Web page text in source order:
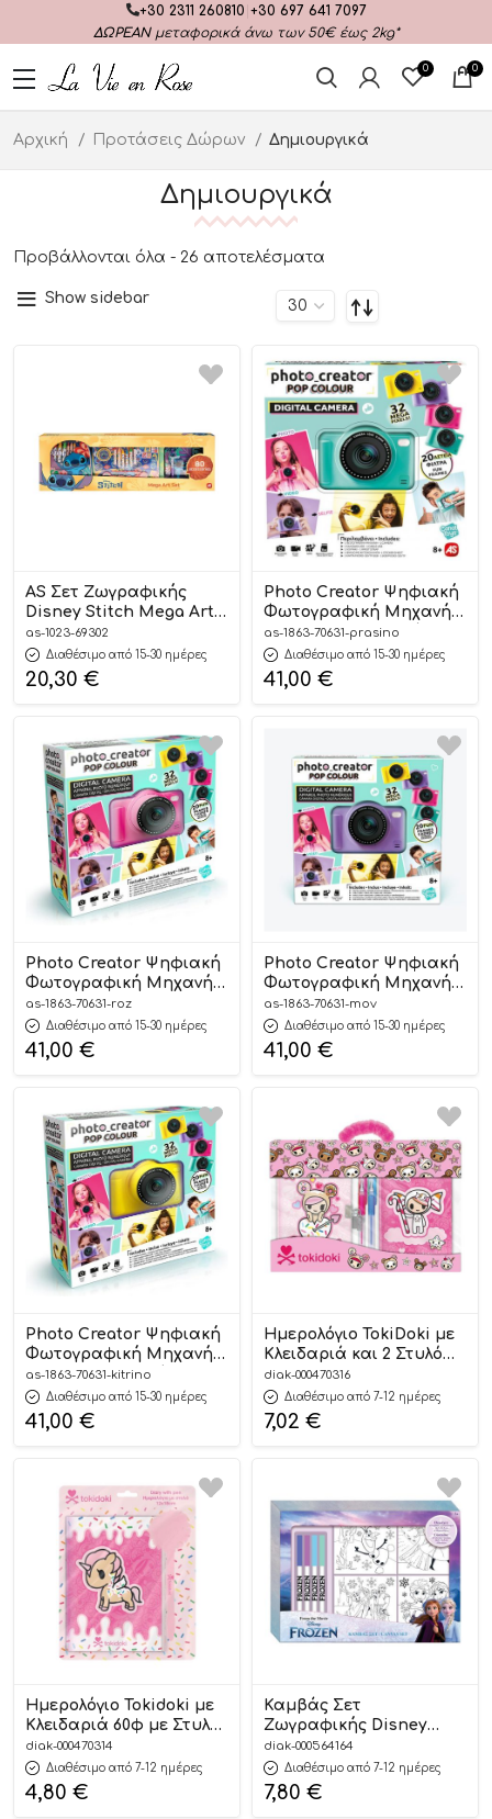
+30 2311 260810 +30 697 641 7097
ΔΩΡΕΑΝμεταφορικά άνω των 50€ έως 2kg*
0 0
Αρχική Προτάσεις Δώρων Δημιουργικά
Δημιουργικά
Προβάλλονται όλα - 26 αποτελέσματα
Show sidebar
AS Σετ Ζωγραφικής
Disney Stitch Mega Art
Set 3+ | As Company
as-1023-69302
Διαθέσιμο από 15-30 ημέρες
20,30 €
Photo Creator Ψηφιακή
Φωτογραφική Μηχανή
Digital Camera Πράσινο
8+ – As Company
as-1863-70631-prasino
Διαθέσιμο από 15-30 ημέρες
41,00 €
Photo Creator Ψηφιακή
Φωτογραφική Μηχανή
Digital Camera Ροζ 8+ –
As Company
as-1863-70631-roz
Διαθέσιμο από 15-30 ημέρες
41,00 €
Photo Creator Ψηφιακή
Φωτογραφική Μηχανή
Digital Camera Μωβ 8+ –
As Company
as-1863-70631-mov
Διαθέσιμο από 15-30 ημέρες
41,00 €
Photo Creator Ψηφιακή
Φωτογραφική Μηχανή
Digital Camera Κίτρινη
8+ – As Company
as-1863-70631-kitrino
Διαθέσιμο από 15-30 ημέρες
41,00 €
Ημερολόγιο TokiDoki με
Κλειδαριά και 2 Στυλό
Gel | 5205698700316 Must
diak-000470316
Διαθέσιμο από 7-12 ημέρες
7,02 €
Ημερολόγιο Tokidoki με
Κλειδαριά 60φ με Στυλό
Pom Pom (12 x 18 cm) |
5205698700408 Must
diak-000470314
Διαθέσιμο από 7-12 ημέρες
4,80 €
Καμβάς Σετ
Ζωγραφικής Disney
Frozen 2 (37x3x27εκ)
5205698652691
diak-000564164
Διαθέσιμο από 7-12 ημέρες
7,80 €